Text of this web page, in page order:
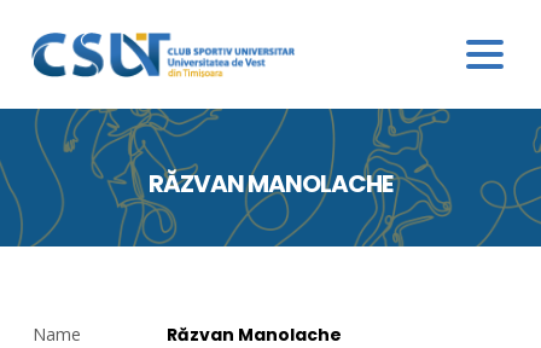
RĂZVAN MANOLACHE
Name Răzvan Manolache